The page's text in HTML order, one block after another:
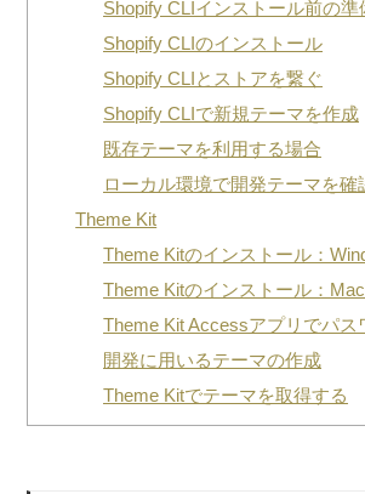
Shopify CLIインストール前の準
Shopify CLIのインストール
Shopify CLIとストアを繋ぐ
Shopify CLIで新規テーマを作成
既存テーマを利用する場合
ローカル環境で開発テーマを確
Theme Kit
Theme Kitのインストール：
Theme Kitのインストール：
Theme Kit Accessアプリでパス
開発に用いるテーマの作成
Theme Kitでテーマを取得する